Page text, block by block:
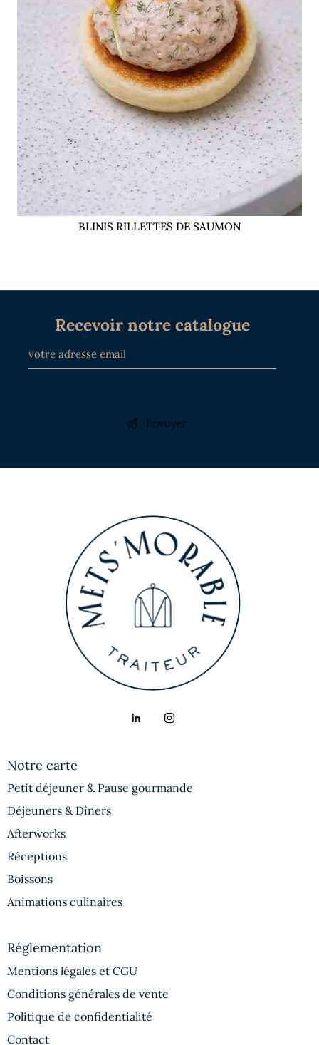
BLINIS RILLETTES DE SAUMON
Recevoir notre catalogue
Notre carte
Petit déjeuner & Pause gourmande
Déjeuners & Dîners
Afterworks
Réceptions
Boissons
Animations culinaires
Réglementation
Mentions légales et CGU
Conditions générales de vente
Politique de confidentialité
Contact